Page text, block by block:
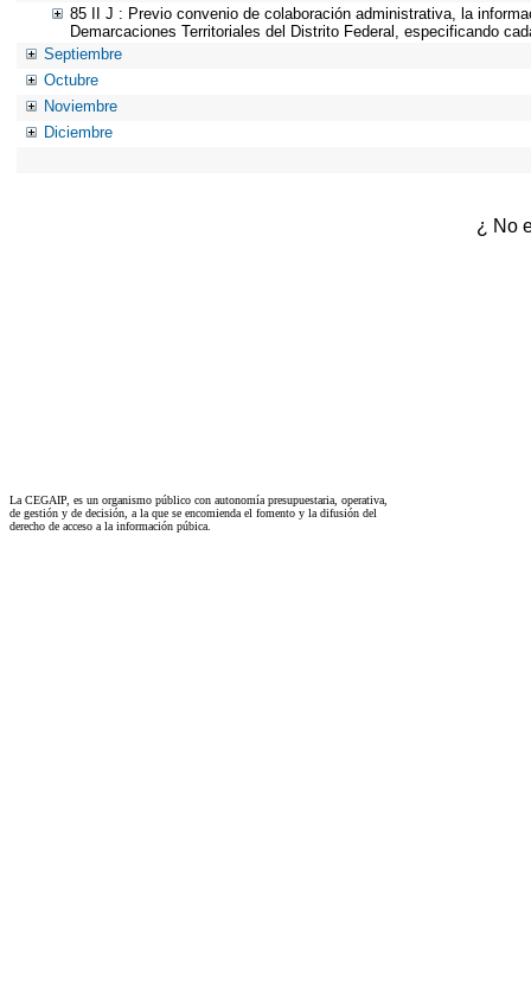
85 II J : Previo convenio de colaboración administrativa, la
Demarcaciones Territoriales del Distrito Federal, especificando
Septiembre
Octubre
Noviembre
Diciembre
¿ No
La CEGAIP, es un organismo público con autonomía presupuestaria, operativa,
de gestión y de decisión, a la que se encomienda el fomento y la difusión del
derecho de acceso a la información púbica.